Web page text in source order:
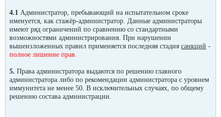
4.1 Администратор, пребывающий на испытательном сроке
именуется, как стажёр-администратор. Данные администраторы
имеют ряд ограничений по сравнению со стандартными
возможностями администрирования. При нарушении
вышеизложенных правил применяется последняя стадия санкций -
полное лишение прав.
5. Права администратора выдаются по решению главного
администратора либо по рекомендации администратора с уровнем
иммунитета не менее 50. В исключительных случаях, по общему
решению состава администрации.